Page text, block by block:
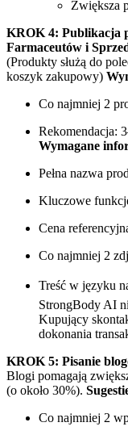
Zwiększa
KROK 4: Publikacja
Farmaceutów i
(Produkty służą do
koszyk zakupowy)
Co najmniej 2
Rekomendacja:
Wymagane
Pełna nazwa
Kluczowe
Cena
Co najmniej 2
Treść w języku
StrongBody AI
Kupujący
dokonania
KROK 5: Pisanie
Blogi pomagają
(o około 30%).
Co najmniej 2